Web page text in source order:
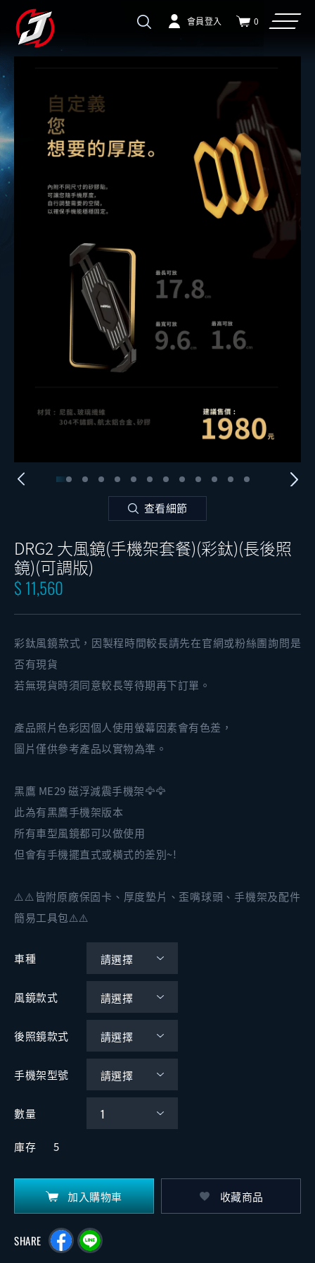
會員登入 0
查看細節
DRG2 大風鏡(手機架套餐)(彩鈦)(長後照
鏡)(可調版)
$ 11,560
彩鈦風鏡款式，因製程時間較長請先在官網或粉絲團詢問是
否有現貨
若無現貨時須同意較長等待期再下訂單。
產品照片色彩因個人使用螢幕因素會有色差，
圖片僅供參考產品以實物為準。
黑鷹 ME29 磁浮減震手機架🦅🦅
此為有黑鷹手機架版本
所有車型風鏡都可以做使用
但會有手機擺直式或橫式的差別~!
⚠️⚠️皆附原廠保固卡、厚度墊片、歪嘴球頭、手機架及配件
簡易工具包⚠️⚠️
車種
風鏡款式
後照鏡款式
手機架型號
數量
庫存 5
加入購物車 收藏商品
SHARE